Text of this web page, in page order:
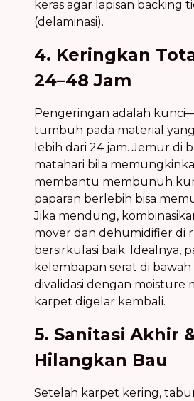
keras agar lapisan backing
(delaminasi).
4. Keringkan
24–48 Jam
Pengeringan adalah
tumbuh pada material
lebih dari 24 jam. Jemur di
matahari bila
membantu membunuh
paparan berlebih bisa
Jika mendung,
mover dan dehumidifier di
bersirkulasi baik. Idealnya,
kelembapan serat di bawah
divalidasi dengan moisture
karpet digelar kembali.
5. Sanitasi Akhir
Hilangkan Bau
Setelah karpet kering,